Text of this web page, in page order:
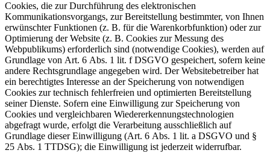
Cookies, die zur Durchführung des elektronischen
Kommunikationsvorgangs, zur Bereitstellung bestimmter, von Ihnen
erwünschter Funktionen (z. B. für die Warenkorbfunktion) oder zur
Optimierung der Website (z. B. Cookies zur Messung des
Webpublikums) erforderlich sind (notwendige Cookies), werden auf
Grundlage von Art. 6 Abs. 1 lit. f DSGVO gespeichert, sofern keine
andere Rechtsgrundlage angegeben wird. Der Websitebetreiber hat
ein berechtigtes Interesse an der Speicherung von notwendigen
Cookies zur technisch fehlerfreien und optimierten Bereitstellung
seiner Dienste. Sofern eine Einwilligung zur Speicherung von
Cookies und vergleichbaren Wiedererkennungstechnologien
abgefragt wurde, erfolgt die Verarbeitung ausschließlich auf
Grundlage dieser Einwilligung (Art. 6 Abs. 1 lit. a DSGVO und §
25 Abs. 1 TTDSG); die Einwilligung ist jederzeit widerrufbar.